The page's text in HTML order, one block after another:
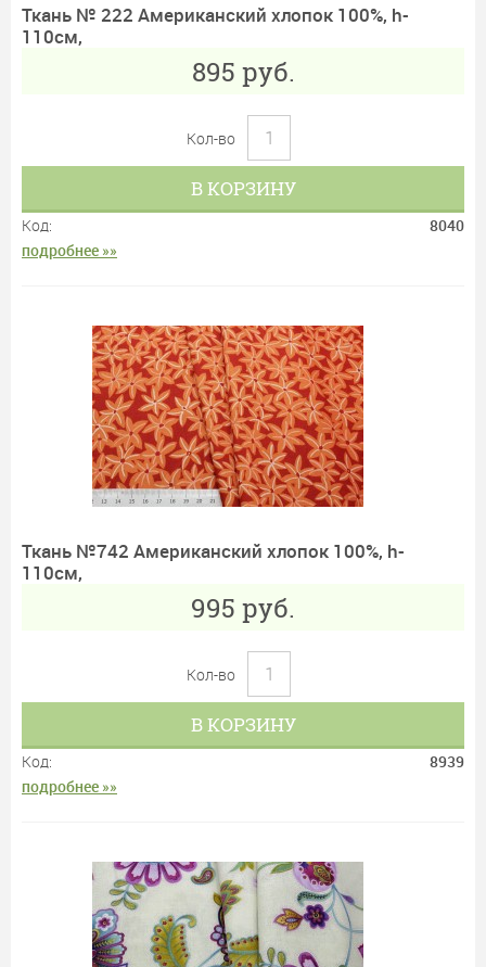
Ткань № 222 Американский хлопок 100%, h-
110см,
895 руб.
Кол-во
В КОРЗИНУ
Код:
8040
подробнее »»
Ткань №742 Американский хлопок 100%, h-
110см,
995 руб.
Кол-во
В КОРЗИНУ
Код:
8939
подробнее »»